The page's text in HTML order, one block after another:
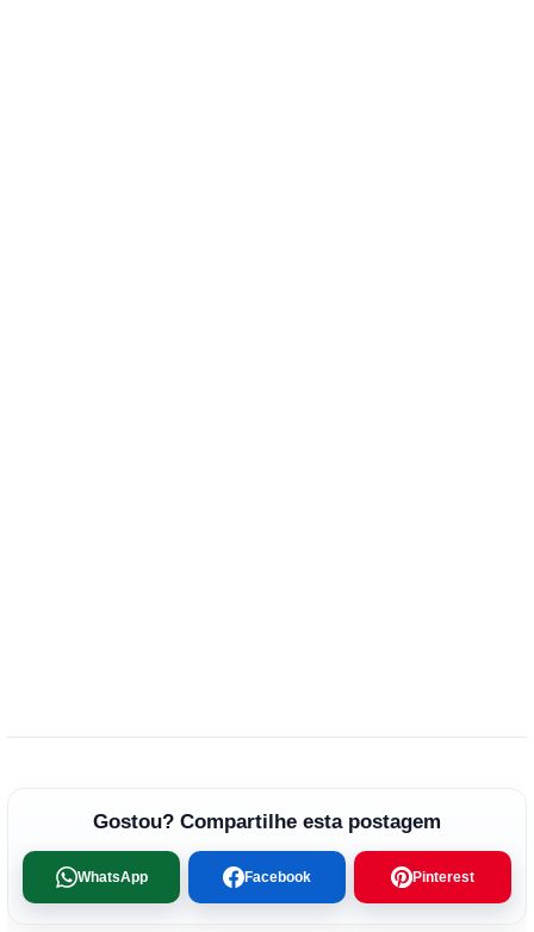
Gostou? Compartilhe esta postagem
WhatsApp Facebook Pinterest